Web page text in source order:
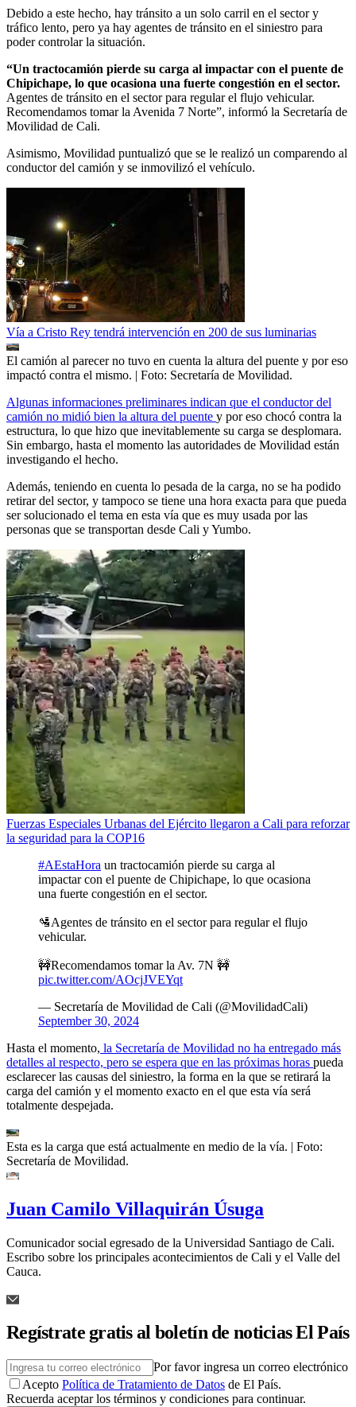
Debido a este hecho, hay tránsito a un solo carril en el sector y
tráfico lento, pero ya hay agentes de tránsito en el siniestro para
poder controlar la situación.
“Un tractocamión pierde su carga al impactar con el puente de
Chipichape, lo que ocasiona una fuerte congestión en el sector.
Agentes de tránsito en el sector para regular el flujo vehicular.
Recomendamos tomar la Avenida 7 Norte”, informó la Secretaría de
Movilidad de Cali.
Asimismo, Movilidad puntualizó que se le realizó un comparendo al
conductor del camión y se inmovilizó el vehículo.
Vía a Cristo Rey tendrá intervención en 200 de sus luminarias
El camión al parecer no tuvo en cuenta la altura del puente y por eso
impactó contra el mismo. | Foto: Secretaría de Movilidad.
Algunas informaciones preliminares indican que el conductor del
camión no midió bien la altura del puente y por eso chocó contra la
estructura, lo que hizo que inevitablemente su carga se desplomara.
Sin embargo, hasta el momento las autoridades de Movilidad están
investigando el hecho.
Además, teniendo en cuenta lo pesada de la carga, no se ha podido
retirar del sector, y tampoco se tiene una hora exacta para que pueda
ser solucionado el tema en esta vía que es muy usada por las
personas que se transportan desde Cali y Yumbo.
Fuerzas Especiales Urbanas del Ejército llegaron a Cali para reforzar
la seguridad para la COP16
#AEstaHora un tractocamión pierde su carga al
impactar con el puente de Chipichape, lo que ocasiona
una fuerte congestión en el sector.
🛂Agentes de tránsito en el sector para regular el flujo
vehicular.
🚧Recomendamos tomar la Av. 7N 🚧
pic.twitter.com/AOcjJVEYqt
— Secretaría de Movilidad de Cali (@MovilidadCali)
September 30, 2024
Hasta el momento, la Secretaría de Movilidad no ha entregado más
detalles al respecto, pero se espera que en las próximas horas pueda
esclarecer las causas del siniestro, la forma en la que se retirará la
carga del camión y el momento exacto en el que esta vía será
totalmente despejada.
Esta es la carga que está actualmente en medio de la vía. | Foto:
Secretaría de Movilidad.
Juan Camilo Villaquirán Úsuga
Comunicador social egresado de la Universidad Santiago de Cali.
Escribo sobre los principales acontecimientos de Cali y el Valle del
Cauca.
Regístrate gratis al boletín de noticias El País
Por favor ingresa un correo electrónico
Acepto Política de Tratamiento de Datos de El País.
Recuerda aceptar los términos y condiciones para continuar.